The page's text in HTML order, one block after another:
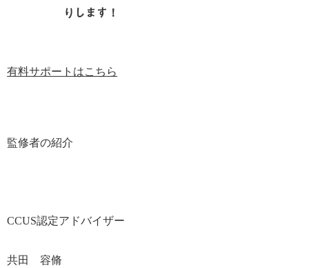
りします！
有料サポートはこちら
監修者の紹介
CCUS認定アドバイザー
共田 容脩